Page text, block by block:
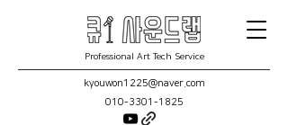
Professional Art Tech Service
kyouwon1225@naver.com
010-3301-1825